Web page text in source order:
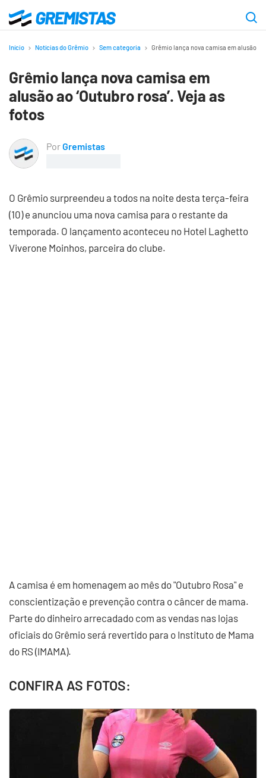
para
principal
Gremistas
Início Notícias do Grêmio Sem categoria Grêmio lança nova camisa em alusão ao
Grêmio lança nova camisa em
alusão ao ‘Outubro rosa’. Veja as
fotos
PorGremistas
O Grêmio surpreendeu a todos na noite desta terça-feira
(10) e anunciou uma nova camisa para o restante da
temporada. O lançamento aconteceu no Hotel Laghetto
Viverone Moinhos, parceira do clube.
A camisa é em homenagem ao mês do "Outubro Rosa" e
conscientização e prevenção contra o câncer de mama.
Parte do dinheiro arrecadado com as vendas nas lojas
oficiais do Grêmio será revertido para o Instituto de Mama
do RS (IMAMA).
CONFIRA AS FOTOS: